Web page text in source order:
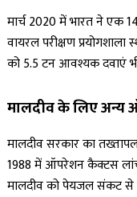
मार्च 2020 में भारत ने एक
वायरल परीक्षण
को 5.5 टन आवश्यक दवाएं भी
मालदीव के लिए अन्य
मालदीव सरकार का
1988 में ऑपरेशन कैक्टस
मालदीव को पेयजल संकट से